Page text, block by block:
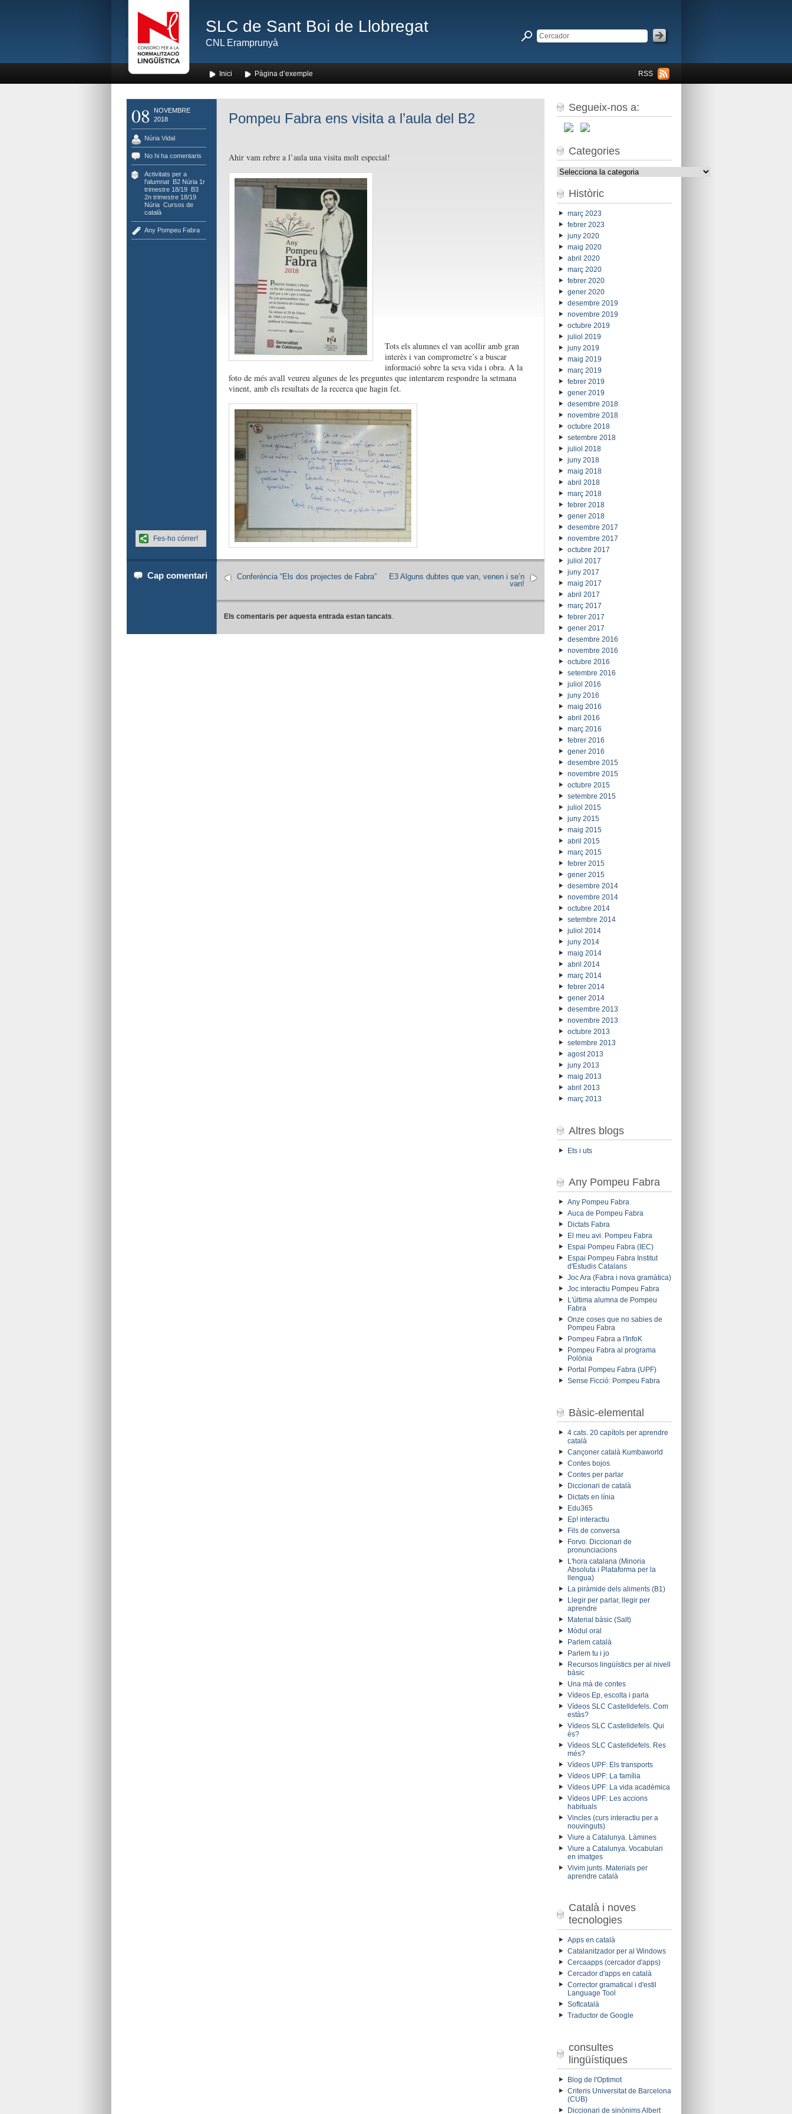
SLC de Sant Boi de Llobregat
CNL Eramprunyà
RSS
Inici Pàgina d’exemple
08
NOVEMBRE
2018
Núria Vidal
No hi ha comentaris
Activitats per a
l'alumnat, B2 Núria 1r
trimestre 18/19, B3
2n trimestre 18/19
Núria, Cursos de
català
Any Pompeu Fabra
Pompeu Fabra ens visita a l’aula del B2
Ahir vam rebre a l’aula una visita molt especial!
Tots els alumnes el van acollir amb gran
interès i van comprometre’s a buscar
informació sobre la seva vida i obra. A la
foto de més avall veureu algunes de les preguntes que intentarem respondre la setmana
vinent, amb els resultats de la recerca que hagin fet.
Fes-ho córrer!
Cap comentari
E3 Alguns dubtes que van, venen i se’n
van!
Conferència “Els dos projectes de Fabra”
Els comentaris per aquesta entrada estan tancats.
Segueix-nos a:
Categories
Categories
Històric
març 2023
febrer 2023
juny 2020
maig 2020
abril 2020
març 2020
febrer 2020
gener 2020
desembre 2019
novembre 2019
octubre 2019
juliol 2019
juny 2019
maig 2019
març 2019
febrer 2019
gener 2019
desembre 2018
novembre 2018
octubre 2018
setembre 2018
juliol 2018
juny 2018
maig 2018
abril 2018
març 2018
febrer 2018
gener 2018
desembre 2017
novembre 2017
octubre 2017
juliol 2017
juny 2017
maig 2017
abril 2017
març 2017
febrer 2017
gener 2017
desembre 2016
novembre 2016
octubre 2016
setembre 2016
juliol 2016
juny 2016
maig 2016
abril 2016
març 2016
febrer 2016
gener 2016
desembre 2015
novembre 2015
octubre 2015
setembre 2015
juliol 2015
juny 2015
maig 2015
abril 2015
març 2015
febrer 2015
gener 2015
desembre 2014
novembre 2014
octubre 2014
setembre 2014
juliol 2014
juny 2014
maig 2014
abril 2014
març 2014
febrer 2014
gener 2014
desembre 2013
novembre 2013
octubre 2013
setembre 2013
agost 2013
juny 2013
maig 2013
abril 2013
març 2013
Altres blogs
Ets i uts
Any Pompeu Fabra
Any Pompeu Fabra
Auca de Pompeu Fabra
Dictats Fabra
El meu avi. Pompeu Fabra
Espai Pompeu Fabra (IEC)
Espai Pompeu Fabra Institut
d'Estudis Catalans
Joc Ara (Fabra i nova gramàtica)
Joc interactiu Pompeu Fabra
L'última alumna de Pompeu
Fabra
Onze coses que no sabies de
Pompeu Fabra
Pompeu Fabra a l'InfoK
Pompeu Fabra al programa
Polònia
Portal Pompeu Fabra (UPF)
Sense Ficció: Pompeu Fabra
Bàsic-elemental
4 cats. 20 capítols per aprendre
català
Cançoner català Kumbaworld
Contes bojos
Contes per parlar
Diccionari de català
Dictats en línia
Edu365
Ep! interactiu
Fils de conversa
Forvo. Diccionari de
pronunciacions
L'hora catalana (Minoria
Absoluta i Plataforma per la
llengua)
La piràmide dels aliments (B1)
Llegir per parlar, llegir per
aprendre
Material bàsic (Salt)
Mòdul oral
Parlem català
Parlem tu i jo
Recursos lingüístics per al nivell
bàsic
Una mà de contes
Vídeos Ep, escolta i parla
Vídeos SLC Castelldefels. Com
estàs?
Vídeos SLC Castelldefels. Qui
és?
Vídeos SLC Castelldefels. Res
més?
Vídeos UPF: Els transports
Vídeos UPF: La família
Vídeos UPF: La vida acadèmica
Vídeos UPF: Les accions
habituals
Vincles (curs interactiu per a
nouvinguts)
Viure a Catalunya. Làmines
Viure a Catalunya. Vocabulari
en imatges
Vivim junts. Materials per
aprendre català
Català i noves
tecnologies
Apps en català
Catalanitzador per al Windows
Cercaapps (cercador d'apps)
Cercador d'apps en català
Corrector gramatical i d'estil
Language Tool
Softcatalà
Traductor de Google
consultes
lingüístiques
Blog de l'Optimot
Criteris Universitat de Barcelona
(CUB)
Diccionari de sinònims Albert